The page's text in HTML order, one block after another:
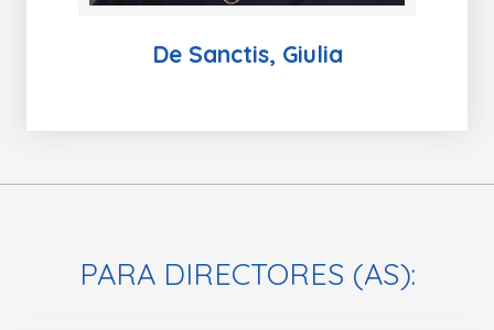
De Sanctis, Giulia
PARA DIRECTORES (AS):